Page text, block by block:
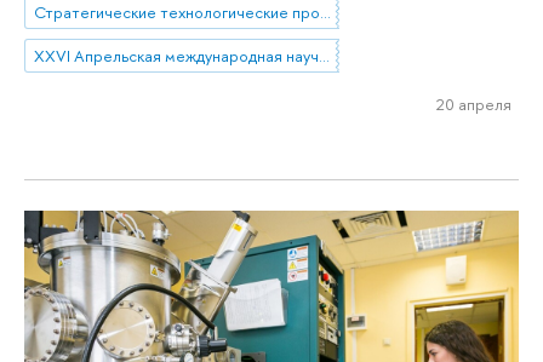
Стратегические технологические проекты
XXVI Апрельская международная научная конференция имени Е.Г. Ясина
20 апреля